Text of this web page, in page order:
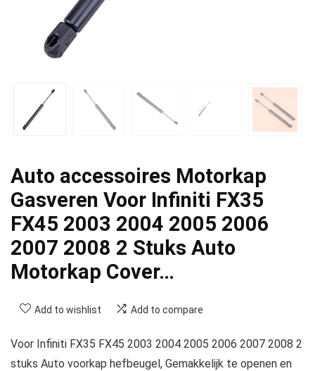
Auto accessoires Motorkap
Gasveren Voor Infiniti FX35
FX45 2003 2004 2005 2006
2007 2008 2 Stuks Auto
Motorkap Cover…
Add to wishlist Add to compare
Voor Infiniti FX35 FX45 2003 2004 2005 2006 2007 2008 2
stuks Auto voorkap hefbeugel, Gemakkelijk te openen en